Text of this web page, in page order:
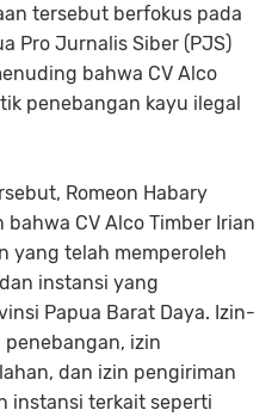
tersebut berfokus pada
Pro Jurnalis Siber (PJS)
bahwa CV Alco
penebangan kayu ilegal
Romeon Habary
CV Alco Timber Irian
yang telah memperoleh
instansi yang
Papua Barat Daya. Izin-
izin
dan izin pengiriman
instansi terkait seperti